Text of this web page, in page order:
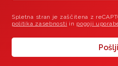
Spletna stran je zaščitena z
politika zasebnosti in pogoji
Pošlji